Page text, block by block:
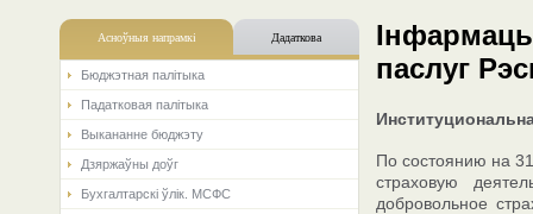
Асноўныя напрамкi Дадаткова
Бюджэтная палiтыка
Падатковая палітыка
Выкананне бюджэту
Дзяржаўны доўг
Бухгалтарскі ўлік. МСФС
паслуг
По состоянию на
страховую
добровольное